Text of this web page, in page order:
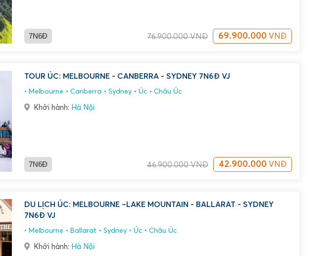
7N6Đ 76.900.000VNĐ 69.900.000 VNĐ
TOUR ÚC: MELBOURNE - CANBERRA - SYDNEY 7N6Đ VJ
Melbourne Canberra Sydney Úc Châu Úc
Khởi hành: Hà Nội
7N6Đ 46.900.000VNĐ 42.900.000 VNĐ
DU LỊCH ÚC: MELBOURNE –LAKE MOUNTAIN - BALLARAT - SYDNEY
7N6Đ VJ
Melbourne Ballarat Sydney Úc Châu Úc
Khởi hành: Hà Nội